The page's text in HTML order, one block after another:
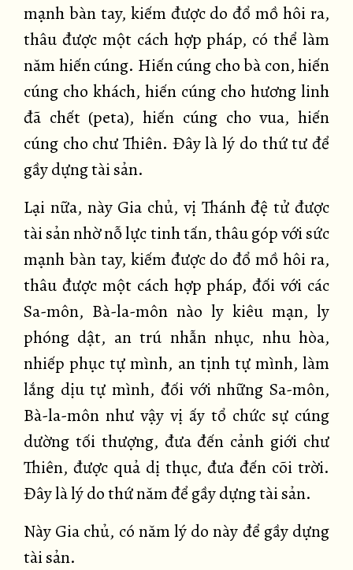
mạnh bàn tay, kiếm được do đổ mồ hôi ra,
thâu được một cách hợp pháp, có thể làm
năm hiến cúng. Hiến cúng cho bà con, hiến
cúng cho khách, hiến cúng cho hương linh
đã chết (peta), hiến cúng cho vua, hiến
cúng cho chư Thiên. Đây là lý do thứ tư để
gầy dựng tài sản.
Lại nữa, này Gia chủ, vị Thánh đệ tử được
tài sản nhờ nỗ lực tinh tấn, thâu góp với sức
mạnh bàn tay, kiếm được do đổ mồ hôi ra,
thâu được một cách hợp pháp, đối với các
Sa-môn, Bà-la-môn nào ly kiêu mạn, ly
phóng dật, an trú nhẫn nhục, nhu hòa,
nhiếp phục tự mình, an tịnh tự mình, làm
lắng dịu tự mình, đối với những Sa-môn,
Bà-la-môn như vậy vị ấy tổ chức sự cúng
dường tối thượng, đưa đến cảnh giới chư
Thiên, được quả dị thục, đưa đến cõi trời.
Đây là lý do thứ năm để gầy dựng tài sản.
Này Gia chủ, có năm lý do này để gầy dựng
tài sản.